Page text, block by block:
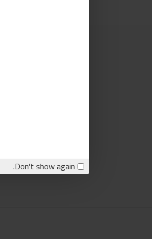
Don't show again.